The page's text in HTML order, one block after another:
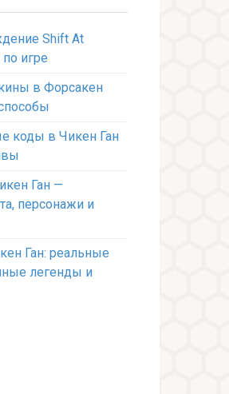
Shift At
игре
в Форсакен
коды в Чикен Ган
Ган —
персонажи и
Ган: реальные
легенды и